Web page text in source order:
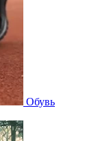
Обувь